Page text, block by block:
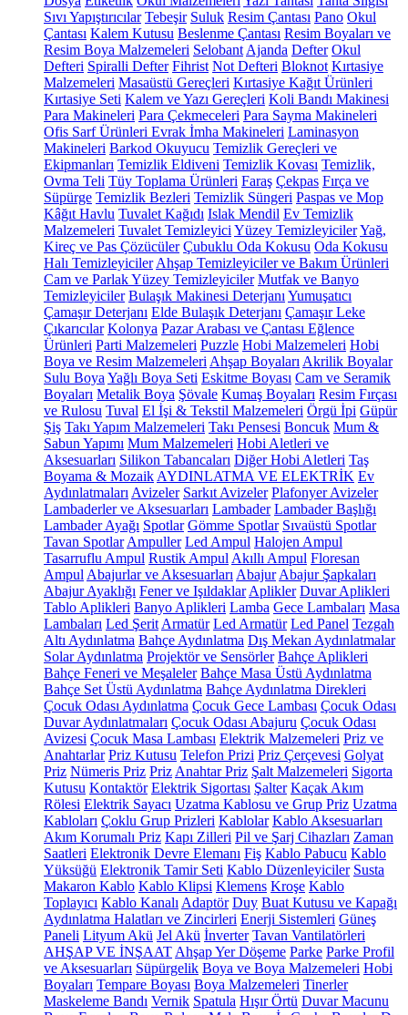
Sıvı Yapıştırıcılar Tebeşir Suluk Resim Çantası Pano Okul
Çantası Kalem Kutusu Beslenme Çantası Resim Boyaları ve
Resim Boya Malzemeleri Selobant Ajanda Defter Okul
Defteri Spiralli Defter Fihrist Not Defteri Bloknot Kırtasiye
Malzemeleri Masaüstü Gereçleri Kırtasiye Kağıt Ürünleri
Kırtasiye Seti Kalem ve Yazı Gereçleri Koli Bandı Makinesi
Para Makineleri Para Çekmeceleri Para Sayma Makineleri
Ofis Sarf Ürünleri Evrak İmha Makineleri Laminasyon
Makineleri Barkod Okuyucu Temizlik Gereçleri ve
Ekipmanları Temizlik Eldiveni Temizlik Kovası Temizlik,
Ovma Teli Tüy Toplama Ürünleri Faraş Çekpas Fırça ve
Süpürge Temizlik Bezleri Temizlik Süngeri Paspas ve Mop
Kâğıt Havlu Tuvalet Kağıdı Islak Mendil Ev Temizlik
Malzemeleri Tuvalet Temizleyici Yüzey TemizleyicilerYağ,
Kireç ve Pas Çözücüler Çubuklu Oda Kokusu Oda Kokusu
Halı Temizleyiciler Ahşap Temizleyiciler ve Bakım Ürünleri
Cam ve Parlak Yüzey Temizleyiciler Mutfak ve Banyo
Temizleyiciler Bulaşık Makinesi Deterjanı Yumuşatıcı
Çamaşır Deterjanı Elde Bulaşık Deterjanı Çamaşır Leke
Çıkarıcılar Kolonya Pazar Arabası ve Çantası Eğlence
Ürünleri Parti Malzemeleri Puzzle Hobi Malzemeleri Hobi
Boya ve Resim Malzemeleri Ahşap Boyaları Akrilik Boyalar
Sulu Boya Yağlı Boya Seti Eskitme Boyası Cam ve Seramik
Boyaları Metalik Boya Şövale Kumaş Boyaları Resim Fırçası
ve Rulosu Tuval El İşi & Tekstil Malzemeleri Örgü İpi Güpür
Şiş Takı Yapım Malzemeleri Takı Pensesi Boncuk Mum &
Sabun Yapımı Mum Malzemeleri Hobi Aletleri ve
Aksesuarları Silikon Tabancaları Diğer Hobi Aletleri Taş
Boyama & Mozaik AYDINLATMA VE ELEKTRİK Ev
Aydınlatmaları Avizeler Sarkıt Avizeler Plafonyer Avizeler
Lambaderler ve Aksesuarları Lambader Lambader Başlığı
Lambader Ayağı Spotlar Gömme Spotlar Sıvaüstü Spotlar
Tavan Spotlar Ampuller Led Ampul Halojen Ampul
Tasarruflu Ampul Rustik Ampul Akıllı Ampul Floresan
Ampul Abajurlar ve Aksesuarları Abajur Abajur Şapkaları
Abajur Ayaklığı Fener ve Işıldaklar Aplikler Duvar Aplikleri
Tablo Aplikleri Banyo Aplikleri Lamba Gece Lambaları Masa
Lambaları Led Şerit Armatür Led Armatür Led Panel Tezgah
Altı Aydınlatma Bahçe Aydınlatma Dış Mekan Aydınlatmalar
Solar Aydınlatma Projektör ve Sensörler Bahçe Aplikleri
Bahçe Feneri ve Meşaleler Bahçe Masa Üstü Aydınlatma
Bahçe Set Üstü Aydınlatma Bahçe Aydınlatma Direkleri
Çocuk Odası Aydınlatma Çocuk Gece Lambası Çocuk Odası
Duvar Aydınlatmaları Çocuk Odası Abajuru Çocuk Odası
Avizesi Çocuk Masa Lambası Elektrik Malzemeleri Priz ve
Anahtarlar Priz Kutusu Telefon Prizi Priz Çerçevesi Golyat
Priz Nümeris Priz Priz Anahtar Priz Şalt Malzemeleri Sigorta
Kutusu Kontaktör Elektrik Sigortası Şalter Kaçak Akım
Rölesi Elektrik Sayacı Uzatma Kablosu ve Grup Priz Uzatma
Kabloları Çoklu Grup Prizleri Kablolar Kablo Aksesuarları
Akım Korumalı Priz Kapı Zilleri Pil ve Şarj Cihazları Zaman
Saatleri Elektronik Devre Elemanı Fiş Kablo Pabucu Kablo
Yüksüğü Elektronik Tamir Seti Kablo Düzenleyiciler Susta
Makaron Kablo Kablo Klipsi Klemens Kroşe Kablo
Toplayıcı Kablo Kanalı Adaptör Duy Buat Kutusu ve Kapağı
Aydınlatma Halatları ve Zincirleri Enerji Sistemleri Güneş
Paneli Lityum Akü Jel Akü İnverter Tavan Vantilatörleri
AHŞAP VE İNŞAAT Ahşap Yer Döşeme Parke Parke Profil
ve Aksesuarları Süpürgelik Boya ve Boya Malzemeleri Hobi
Boyaları Tempare Boyası Boya Malzemeleri Tinerler
Maskeleme Bandı Vernik Spatula Hışır Örtü Duvar Macunu